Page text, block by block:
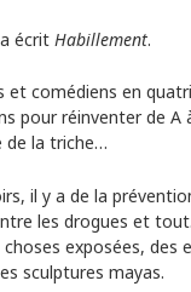
écrit Habillement.
et comédiens en
pour réinventer de A
de la triche…
il y a de la
les drogues et tout.
exposées, des
sculptures mayas.